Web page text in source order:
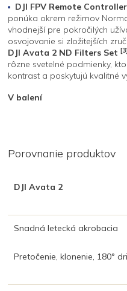
DJI FPV Remote
ponúka okrem režimov
vhodnejší pre pokročilých
osvojovanie si zložitejších
DJI Avata 2 ND Filters Set [3]
rôzne svetelné podmienky,
kontrast a poskytujú kvalitné
V balení
Porovnanie produktov
DJI Avata 2
Snadná letecká akrobacia
Pretočenie, klonenie, 180°